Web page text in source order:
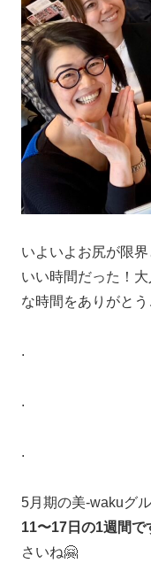
いよいよお尻が限
いい時間だった！
な時間をありがとう
.
.
.
5月期の美-wakuグ
11〜17日の1週間で
さいね🤗